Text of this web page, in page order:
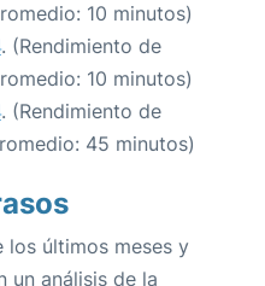
10 minutos)
. (Rendimiento de
10 minutos)
. (Rendimiento de
45 minutos)
los últimos meses y
un análisis de la